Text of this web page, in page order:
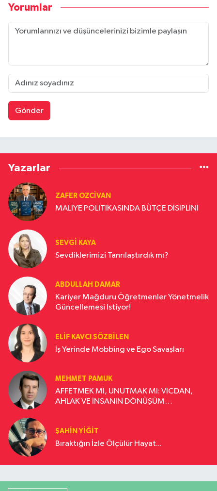
Yorumlar
Gönder
Yazarlar
ZAFER OZCIVAN
MALİYE POLİTİKASINDA BÜTÇE DİSİPLİNİ
SEVGI KAYA
Sevdiklerimizi Tanrılaştırdık mı?
ABDULLAH DAMAR
Kariyer Mağduru Öğretmenler Yönetmelik
Güncellemesi İstiyor!
ELIF KAVCI SÖZBILEN
İş Yerinde Mobbing ve Ego Savaşları
MEHMET PAMUK
AFFETMEK Mİ, UNUTMAK MI: VİCDAN,
AHLAK VE İNSANIN DÖNÜŞÜM
ŞAHIN YIĞIT
Bıraktığın İzle Ölçülür Hayat...